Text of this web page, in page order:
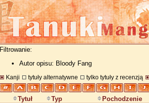
Filtrowanie:
Autor opisu: Bloody Fang
Kanji tytuły alternatywne tylko tytuły z recenzją
Tytuł Typ
Pochodzenie